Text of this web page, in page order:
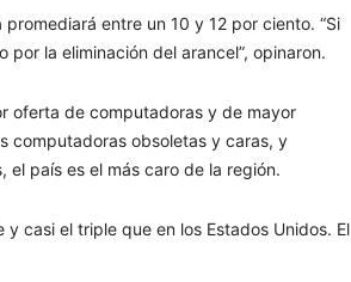
entre un 10 y 12 por ciento. “Si
la eliminación del arancel”, opinaron.
oferta de computadoras y de mayor
computadoras obsoletas y caras, y
el país es el más caro de la región.
casi el triple que en los Estados Unidos. El